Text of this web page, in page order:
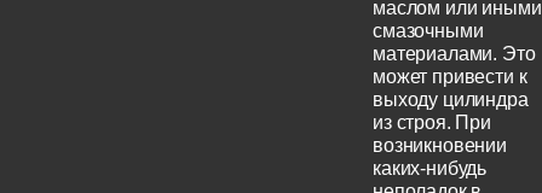
маслом или иными
смазочными
материалами. Это
может привести к
выходу цилиндра
из строя. При
возникновении
каких-нибудь